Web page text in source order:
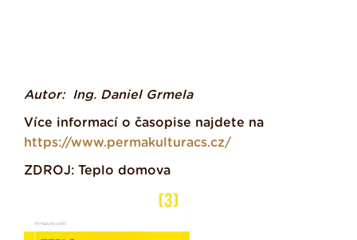
Autor: Ing. Daniel Grmela
Více informací o časopise najdete na
https://www.permakulturacs.cz/
ZDROJ: Teplo domova